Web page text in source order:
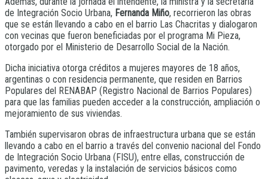
de Integración Socio Urbana, Fernanda Miño, recorrieron las obras
que se están llevando a cabo en el barrio Las Chacritas y dialogaron
con vecinas que fueron beneficiadas por el programa Mi Pieza,
otorgado por el Ministerio de Desarrollo Social de la Nación.
Dicha iniciativa otorga créditos a mujeres mayores de 18 años,
argentinas o con residencia permanente, que residen en Barrios
Populares del RENABAP (Registro Nacional de Barrios Populares)
para que las familias pueden acceder a la construcción, ampliación o
mejoramiento de sus viviendas.
También supervisaron obras de infraestructura urbana que se están
llevando a cabo en el barrio a través del convenio nacional del Fondo
de Integración Socio Urbana (FISU), entre ellas, construcción de
pavimento, veredas y la instalación de servicios básicos como